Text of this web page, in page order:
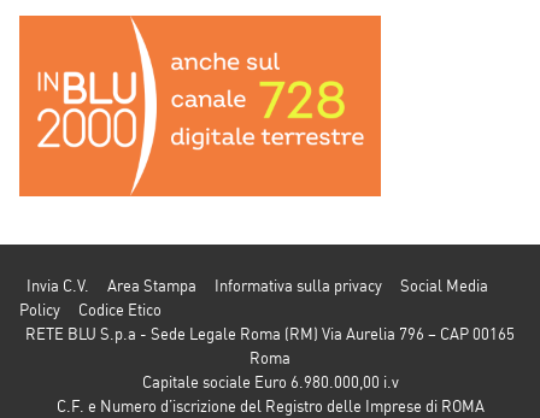
Invia C.V. Area Stampa Informativa sulla privacy
Social Media
Policy
Codice Etico
RETE BLU S.p.a - Sede Legale Roma (RM) Via Aurelia 796 – CAP 00165
Roma
Capitale sociale Euro 6.980.000,00 i.v
C.F. e Numero d’iscrizione del Registro delle Imprese di ROMA